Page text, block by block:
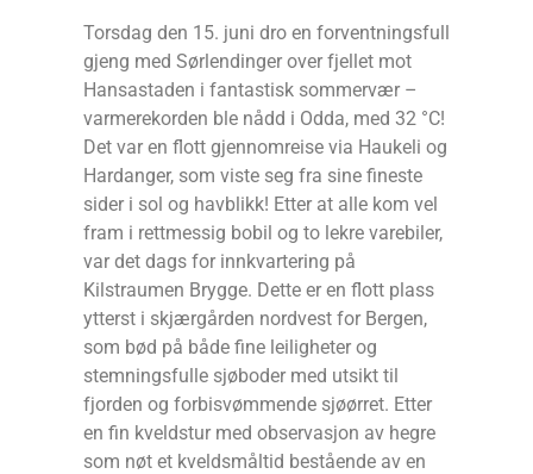
Torsdag den 15. juni dro en forventningsfull
gjeng med Sørlendinger over fjellet mot
Hansastaden i fantastisk sommervær –
varmerekorden ble nådd i Odda, med 32 °C!
Det var en flott gjennomreise via Haukeli og
Hardanger, som viste seg fra sine fineste
sider i sol og havblikk! Etter at alle kom vel
fram i rettmessig bobil og to lekre varebiler,
var det dags for innkvartering på
Kilstraumen Brygge. Dette er en flott plass
ytterst i skjærgården nordvest for Bergen,
som bød på både fine leiligheter og
stemningsfulle sjøboder med utsikt til
fjorden og forbisvømmende sjøørret. Etter
en fin kveldstur med observasjon av hegre
som nøt et kveldsmåltid bestående av en